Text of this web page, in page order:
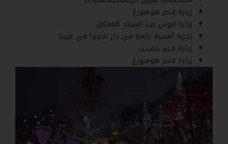
زيارة قصر هوفبورغ
زيارة قوس عيد الميلاد العملاق
تجربة أمسية رائعة في دار الأوبرا في فيينا
زيارة قصر بلفيدير
زيارة قصر هوفبورغ